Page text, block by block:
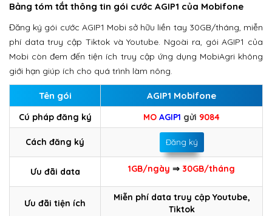
Bảng tóm tắt thông tin gói cước AGIP1 của Mobifone
Đăng ký gói cước AGIP1 Mobi sở hữu liền tay 30GB/tháng, miễn
phí data truy cập Tiktok và Youtube. Ngoài ra, gói AGIP1 của
Mobi còn đem đến tiện ích truy cập ứng dụng MobiAgri không
giới hạn giúp ích cho quá trình làm nông.
Tên gói AGIP1 Mobifone
Cú pháp đăng ký MO AGIP1 gửi 9084
Cách đăng ký Đăng ký
Ưu đãi data 1GB/ngày ⇒ 30GB/tháng
Ưu đãi tiện ích
Miễn phí data truy cập Youtube,
Tiktok